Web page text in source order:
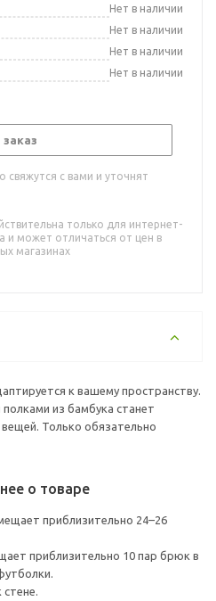
Нет в наличии
Нет в наличии
Нет в наличии
Нет в наличии
с вами и уточнят
только для интернет-
и может отличаться от цен в
магазинах
к вашему пространству.
из бамбука станет
Только обязательно
о товаре
приблизительно 24–26
приблизительно 10 пар брюк в